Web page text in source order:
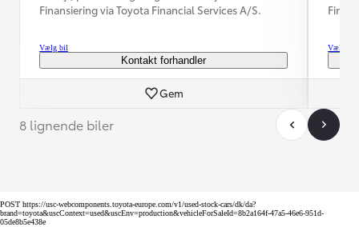
Finansiering via Toyota Financial Services A/S.
Vælg bil
Kontakt forhandler
Gem
Vælg bil
8 lignende biler
POST https://usc-webcomponents.toyota-europe.com/v1/used-stock-cars/dk/da?
brand=toyota&uscContext=used&uscEnv=production&vehicleForSaleId=8b2a164f-47a5-46e6-951d-
05de8b5e438e